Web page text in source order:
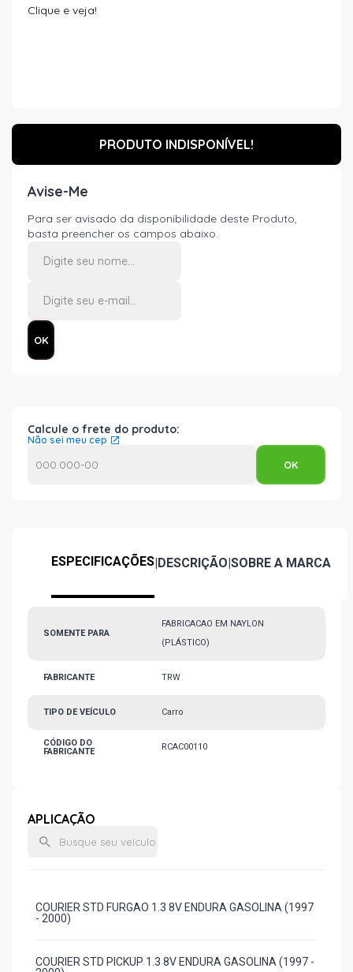
Clique e veja!
PRODUTO INDISPONÍVEL!
Avise-Me
Para ser avisado da disponibilidade deste Produto,
basta preencher os campos abaixo.
Calcule o frete do produto:
Não sei meu cep
ESPECIFICAÇÕES|DESCRIÇÃO|SOBRE A MARCA
SOMENTE PARA
FABRICACAO EM NAYLON
(PLÁSTICO)
FABRICANTE TRW
TIPO DE VEÍCULO Carro
CÓDIGO DO
FABRICANTE
RCAC00110
APLICAÇÃO
COURIER STD FURGAO 1.3 8V ENDURA GASOLINA (1997
- 2000)
COURIER STD PICKUP 1.3 8V ENDURA GASOLINA (1997 -